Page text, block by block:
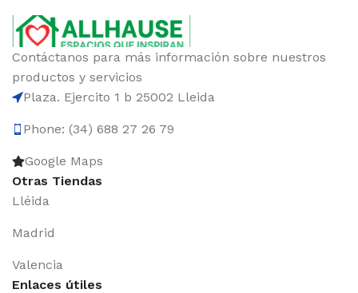
Contáctanos para más información sobre nuestros
productos y servicios
Plaza. Ejercito 1 b 25002 Lleida
Phone: (34) 688 27 26 79
Google Maps
Otras Tiendas
Lléida
Madrid
Valencia
Enlaces útiles